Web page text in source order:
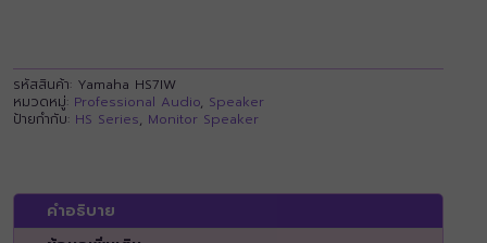
รหัสสินค้า: Yamaha HS7IW
หมวดหมู่: Professional Audio, Speaker
ป้ายกำกับ: HS Series, Monitor Speaker
คำอธิบาย